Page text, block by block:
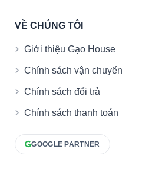
VỀ CHÚNG TÔI
Giới thiệu Gạo House
Chính sách vận chuyển
Chính sách đổi trả
Chính sách thanh toán
GOOGLE PARTNER